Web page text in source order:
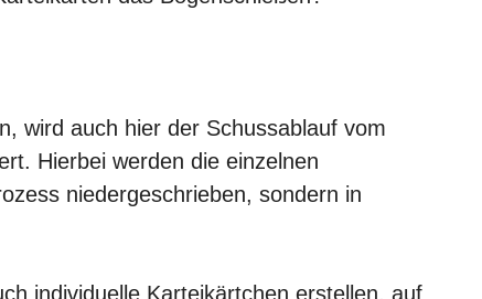
, wird auch hier der Schussablauf vom
Hierbei werden die einzelnen
niedergeschrieben, sondern in
individuelle Karteikärtchen erstellen, auf